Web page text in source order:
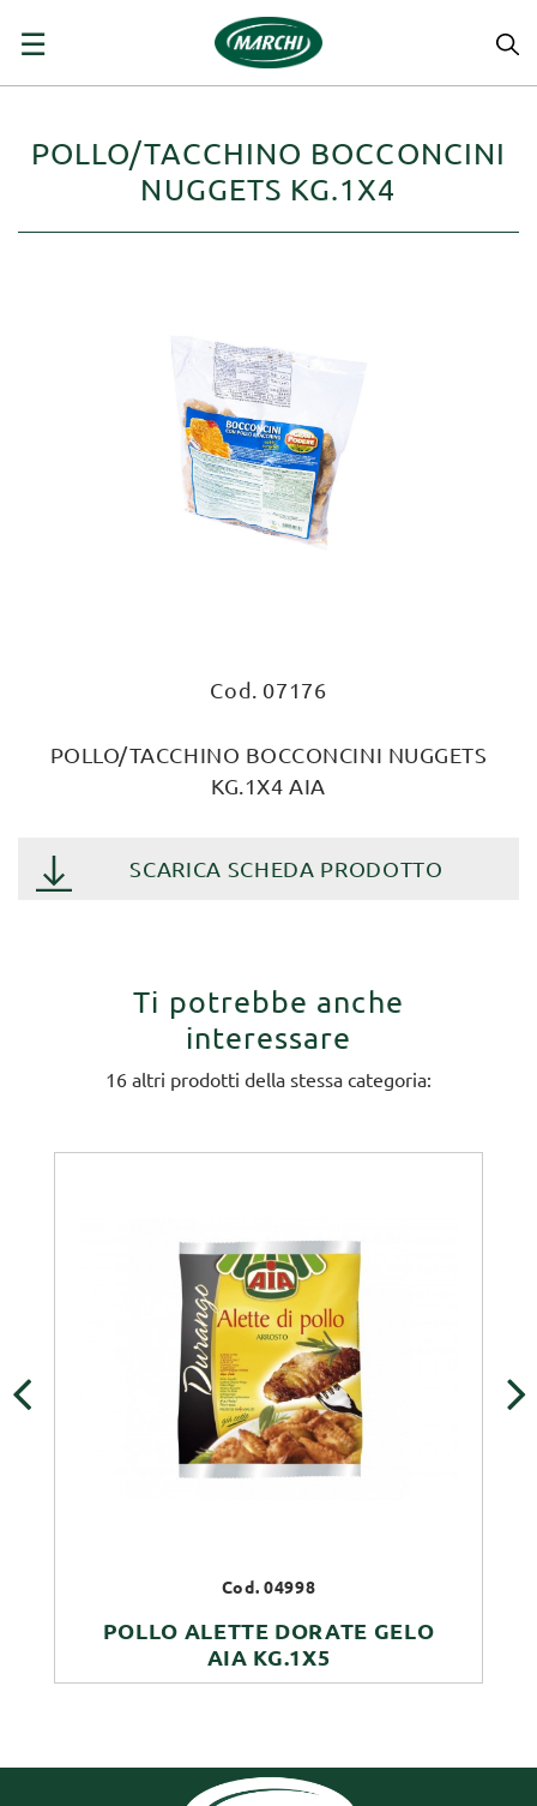
navigazione
☰
POLLO/TACCHINO BOCCONCINI
NUGGETS KG.1X4
Cod. 07176
POLLO/TACCHINO BOCCONCINI NUGGETS
KG.1X4 AIA
SCARICA SCHEDA PRODOTTO
Ti potrebbe anche
interessare
16 altri prodotti della stessa categoria:
Cod. 04998
POLLO ALETTE DORATE GELO
AIA KG.1X5